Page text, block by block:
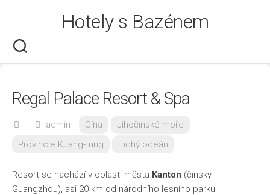
Hotely s Bazénem
Regal Palace Resort & Spa
admin Čína
Jihočínské moře
Provincie Kuang-tung
Tichý oceán
Resort se nachází v oblasti města Kanton (čínsky
Guangzhou), asi 20 km od národního lesního parku